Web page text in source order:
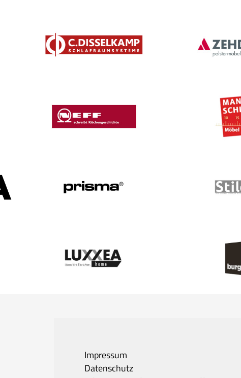
Impressum
Datenschutz